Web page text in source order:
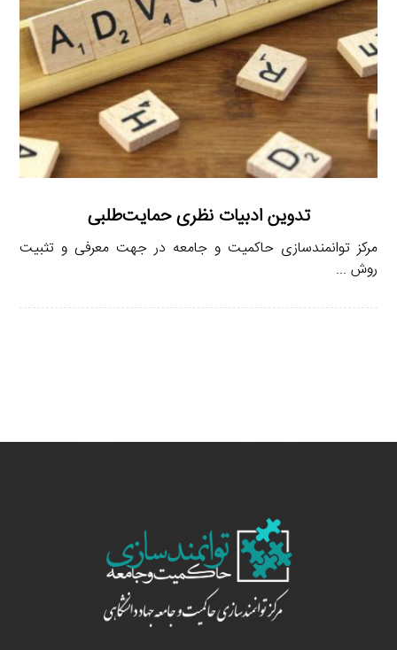
تدوین ادبیات نظری حمایت‌طلبی
مرکز توانمندسازی حاکمیت و جامعه در جهت معرفی و تثبیت
روش ...